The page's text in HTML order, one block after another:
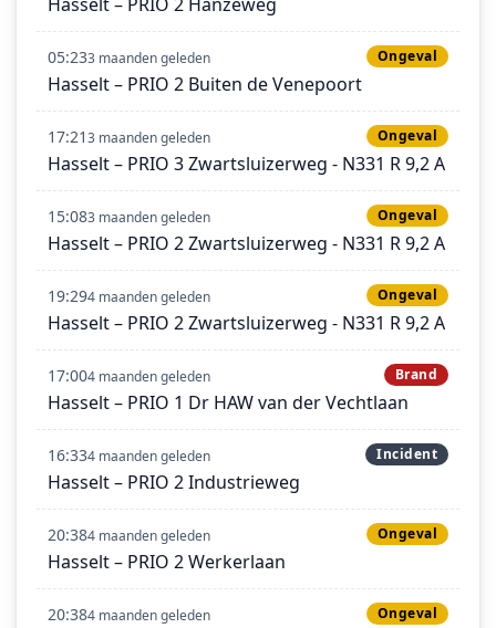
05:233 maanden geleden Ongeval
Hasselt – PRIO 2 Buiten de Venepoort
17:213 maanden geleden Ongeval
Hasselt – PRIO 3 Zwartsluizerweg - N331 R 9,2 A
15:083 maanden geleden Ongeval
Hasselt – PRIO 2 Zwartsluizerweg - N331 R 9,2 A
19:294 maanden geleden Ongeval
Hasselt – PRIO 2 Zwartsluizerweg - N331 R 9,2 A
17:004 maanden geleden Brand
Hasselt – PRIO 1 Dr HAW van der Vechtlaan
16:334 maanden geleden Incident
Hasselt – PRIO 2 Industrieweg
20:384 maanden geleden Ongeval
Hasselt – PRIO 2 Werkerlaan
20:384 maanden geleden Ongeval